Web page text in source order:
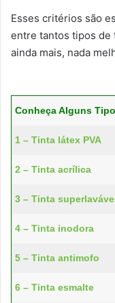
Esses critérios são
entre tantos tipos de
ainda mais, nada
Conheça Alguns
1 – Tinta látex PVA
2 – Tinta acrílica
3 – Tinta
4 – Tinta inodora
5 – Tinta antimofo
6 – Tinta esmalte